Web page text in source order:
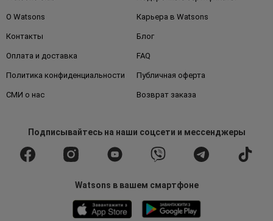
О Watsons Карьера в Watsons
Контакты Блог
Оплата и доставка FAQ
Политика конфиденциальности Публичная оферта
СМИ о нас Возврат заказа
Подписывайтесьна наши соцсети и мессенджеры
Watsons в вашем смартфоне